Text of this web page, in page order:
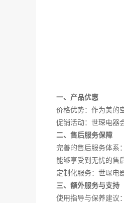
一、产品优惠
价格优势：作为美的
促销活动：世琛电器
二、售后服务保障
完善的售后服务体系
能够享受到无忧的售
定制化服务：世琛电
三、额外服务与支持
使用指导与保养建议